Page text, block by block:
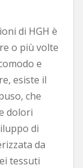
di HGH è
o più volte
e
esiste il
che
dolori
di
da
tessuti